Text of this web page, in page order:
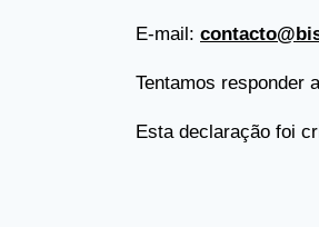
E-mail:
Tentamos responder
Esta declaração foi